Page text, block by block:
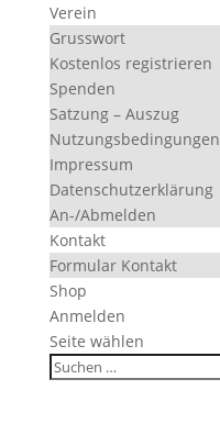
Verein
Grusswort
Kostenlos registrieren
Spenden
Satzung – Auszug
Nutzungsbedingungen
Impressum
Datenschutzerklärung
An-/Abmelden
Kontakt
Formular Kontakt
Shop
Anmelden
Seite wählen